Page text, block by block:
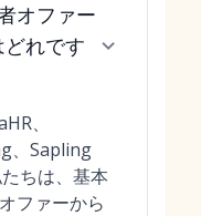
オファー
れです
、
、Sapling
ちは、基本
ファーから